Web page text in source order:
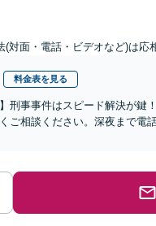
(対面・電話・ビデオなど)は応
料金表を見る
刑事事件はスピード解決が
ご相談ください。深夜まで電